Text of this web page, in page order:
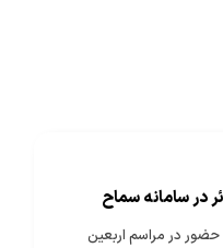
هزار نفر برای حضور در مراسم اربعین